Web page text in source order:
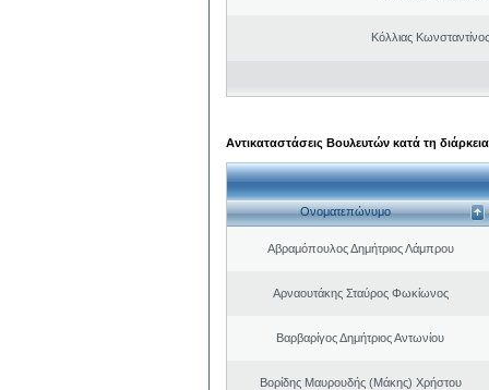
Κόλλιας
Αντικαταστάσεις Βουλευτών κατά τη
Ονοματεπώνυμο
Αβραμόπουλος Δημήτριος Λάμπρου
Αρναουτάκης Σταύρος Φωκίωνος
Βαρβαρίγος Δημήτριος Αντωνίου
Βορίδης Μαυρουδής (Μάκης) Χρήστου